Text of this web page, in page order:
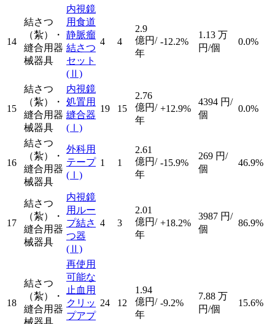
14
結さつ
（紮）・
縫合用器
械器具
内視鏡
用食道
静脈瘤
結さつ
セット
(Ⅱ)
4 4
2.9
億円/
年
-12.2%
1.13 万
円/個
0.0%
15
結さつ
（紮）・
縫合用器
械器具
内視鏡
処置用
縫合器
(Ⅰ)
19 15
2.76
億円/
年
+12.9%
4394 円/
個
0.0%
16
結さつ
（紮）・
縫合用器
械器具
外科用
テープ
(Ⅰ)
1 1
2.61
億円/
年
-15.9%
269 円/
個
46.9%
17
結さつ
（紮）・
縫合用器
械器具
内視鏡
用ルー
プ結さ
つ器
(Ⅱ)
4 3
2.01
億円/
年
+18.2%
3987 円/
個
86.9%
18
結さつ
（紮）・
縫合用器
再使用
可能な
止血用
クリッ
プアプ
24 12
1.94
億円/
年
-9.2%
7.88 万
円/個
15.6%